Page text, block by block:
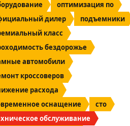
оптимизация по
дилер
подъемники
класс
бездорожье
автомобили
кроссоверов
расхода
оснащение
сто
обслуживание